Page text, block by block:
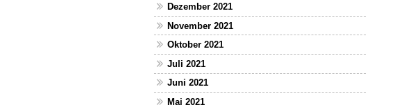
Dezember 2021
November 2021
Oktober 2021
Juli 2021
Juni 2021
Mai 2021